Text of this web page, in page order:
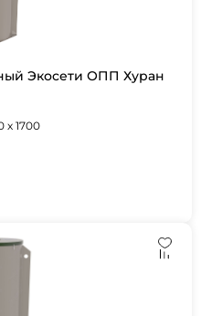
Экосети ОПП Хуран
х 1700